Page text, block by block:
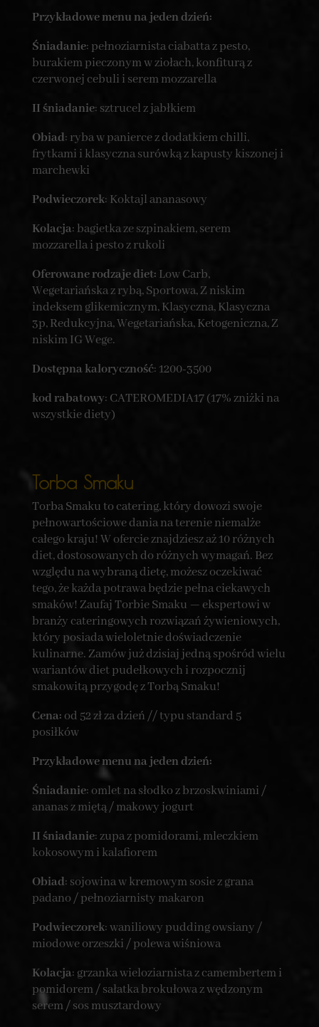
Przykładowe menu na jeden dzień:
Śniadanie: pełnoziarnista ciabatta z pesto,
burakiem pieczonym w ziołach, konfiturą z
czerwonej cebuli i serem mozzarella
II śniadanie: sztrucel z jabłkiem
Obiad: ryba w panierce z dodatkiem chilli,
frytkami i klasyczna surówką z kapusty kiszonej i
marchewki
Podwieczorek: Koktajl ananasowy
Kolacja: bagietka ze szpinakiem, serem
mozzarella i pesto z rukoli
Oferowane rodzaje diet: Low Carb,
Wegetariańska z rybą, Sportowa, Z niskim
indeksem glikemicznym, Klasyczna, Klasyczna
3p, Redukcyjna, Wegetariańska, Ketogeniczna, Z
niskim IG Wege.
Dostępna kaloryczność: 1200-3500
kod rabatowy: CATEROMEDIA17 (17% zniżki na
wszystkie diety)
Torba Smaku
Torba Smaku to catering, który dowozi swoje
pełnowartościowe dania na terenie niemalże
całego kraju! W ofercie znajdziesz aż 10 różnych
diet, dostosowanych do różnych wymagań. Bez
względu na wybraną dietę, możesz oczekiwać
tego, że każda potrawa będzie pełna ciekawych
smaków! Zaufaj Torbie Smaku — ekspertowi w
branży cateringowych rozwiązań żywieniowych,
który posiada wieloletnie doświadczenie
kulinarne. Zamów już dzisiaj jedną spośród wielu
wariantów diet pudełkowych i rozpocznij
smakowitą przygodę z Torbą Smaku!
Cena: od 52 zł za dzień // typu standard 5
posiłków
Przykładowe menu na jeden dzień:
Śniadanie: omlet na słodko z brzoskwiniami /
ananas z miętą / makowy jogurt
II śniadanie: zupa z pomidorami, mleczkiem
kokosowym i kalafiorem
Obiad: sojowina w kremowym sosie z grana
padano / pełnoziarnisty makaron
Podwieczorek: waniliowy pudding owsiany /
miodowe orzeszki / polewa wiśniowa
Kolacja: grzanka wieloziarnista z camembertem i
pomidorem / sałatka brokułowa z wędzonym
serem / sos musztardowy